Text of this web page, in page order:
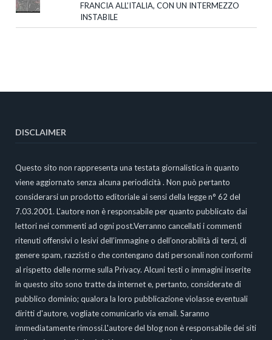
FRANCIA ALL’ITALIA, CON UN INTERMEZZO
INSTABILE
DISCLAIMER
Questo sito non rappresenta una testata giornalistica in quanto
viene aggiornato senza alcuna periodicità . Non può pertanto
considerarsi un prodotto editoriale ai sensi della legge n° 62 del
7.03.2001. L'autore non è responsabile per quanto pubblicato dai
lettori nei commenti ad ogni post.Verranno cancellati i commenti
ritenuti offensivi o lesivi dell’immagine o dell’onorabilità di terzi, di
genere spam, razzisti o che contengano dati personali non conformi
al rispetto delle norme sulla Privacy. Alcuni testi o immagini inserite
in questo sito sono tratte da internet e, pertanto, considerate di
pubblico dominio; qualora la loro pubblicazione violasse eventuali
diritti d'autore, vogliate comunicarlo via email. Saranno
immediatamente rimossi.L'autore del blog non è responsabile dei siti